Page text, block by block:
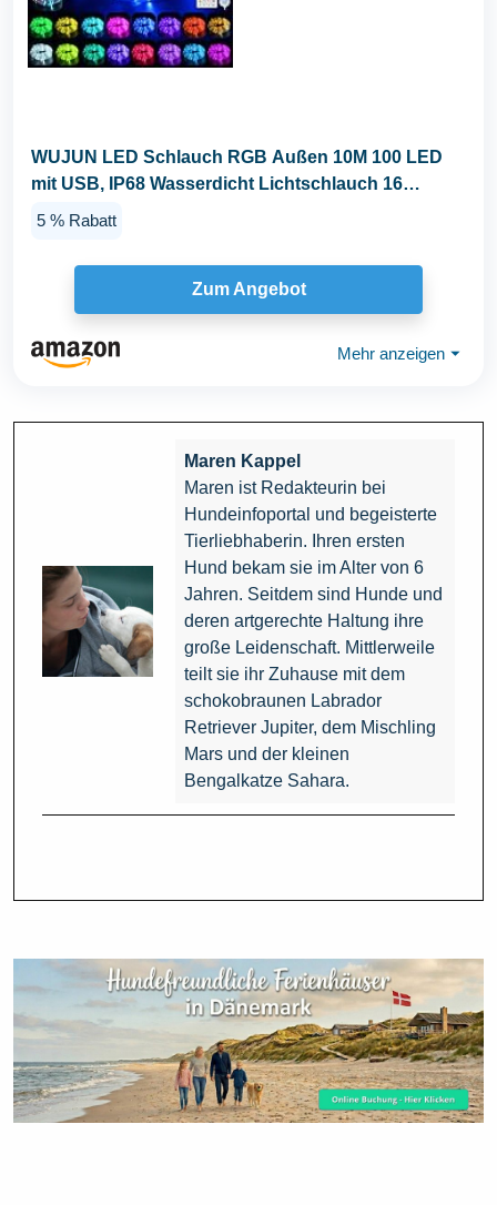
WUJUN LED Schlauch RGB Außen 10M 100 LED
mit USB, IP68 Wasserdicht Lichtschlauch 16
Farben 4 Modi...
5 % Rabatt
Zum Angebot
Mehr anzeigen ⏷
Maren Kappel
Maren ist Redakteurin bei
Hundeinfoportal und begeisterte
Tierliebhaberin. Ihren ersten
Hund bekam sie im Alter von 6
Jahren. Seitdem sind Hunde und
deren artgerechte Haltung ihre
große Leidenschaft. Mittlerweile
teilt sie ihr Zuhause mit dem
schokobraunen Labrador
Retriever Jupiter, dem Mischling
Mars und der kleinen
Bengalkatze Sahara.